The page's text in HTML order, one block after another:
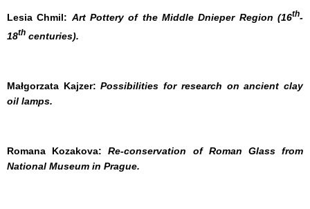
Lesia Chmil: ArtPotteryof theMiddle Dnieper Region(16th-
18th centuries).
Małgorzata Kajzer: Possibilities for research on ancient clay
oil lamps.
Romana Kozakova:
Re-conservation of Roman Glass from
National Museum in Prague.